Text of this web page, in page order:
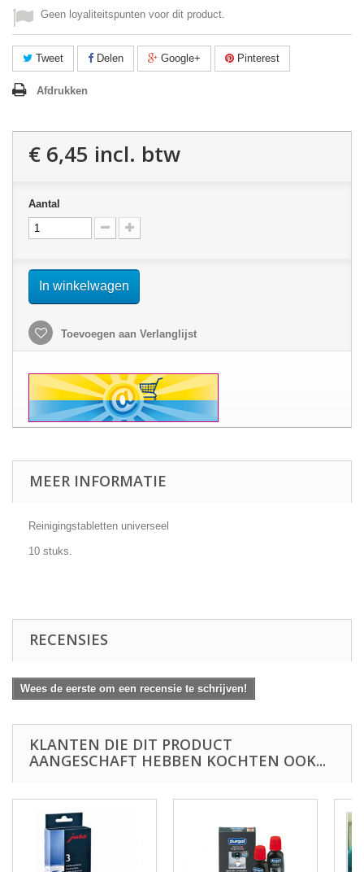
Geen loyaliteitspunten voor dit product.
Tweet Delen Google+ Pinterest
Afdrukken
€ 6,45 incl. btw
Aantal
In winkelwagen
Toevoegen aan Verlanglijst
MEER INFORMATIE
Reinigingstabletten universeel
10 stuks.
RECENSIES
Wees de eerste om een recensie te schrijven!
KLANTEN DIE DIT PRODUCT
AANGESCHAFT HEBBEN KOCHTEN OOK...